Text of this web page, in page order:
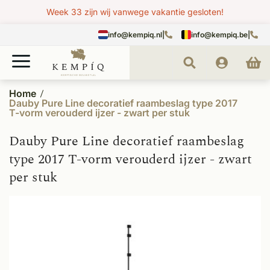
Week 33 zijn wij vanwege vakantie gesloten!
info@kempiq.nl info@kempiq.be
Home
Dauby Pure Line decoratief raambeslag type 2017
T-vorm verouderd ijzer - zwart per stuk
Dauby Pure Line decoratief raambeslag
type 2017 T-vorm verouderd ijzer - zwart
per stuk